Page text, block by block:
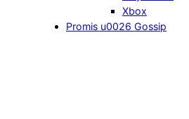
Xbox
Promis u0026 Gossip